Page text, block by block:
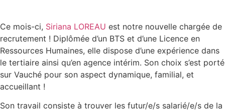
Ce mois-ci, Siriana LOREAU est notre nouvelle chargée de
recrutement ! Diplômée d’un BTS et d’une Licence en
Ressources Humaines, elle dispose d’une expérience dans
le tertiaire ainsi qu’en agence intérim. Son choix s’est porté
sur Vauché pour son aspect dynamique, familial, et
accueillant !
Son travail consiste à trouver les futur/e/s salarié/e/s de la